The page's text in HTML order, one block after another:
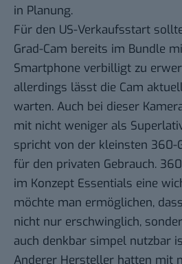
in Planung.
Für den US-Verkaufsstart
Grad-Cam bereits im Bundle
Smartphone verbilligt zu
allerdings lässt die Cam
warten. Auch bei dieser
mit nicht weniger als
spricht von der kleinsten 360-
für den privaten Gebrauch.
im Konzept Essentials eine
möchte man ermöglichen,
nicht nur erschwinglich,
auch denkbar simpel nutzbar
Anderer Hersteller hatten mit